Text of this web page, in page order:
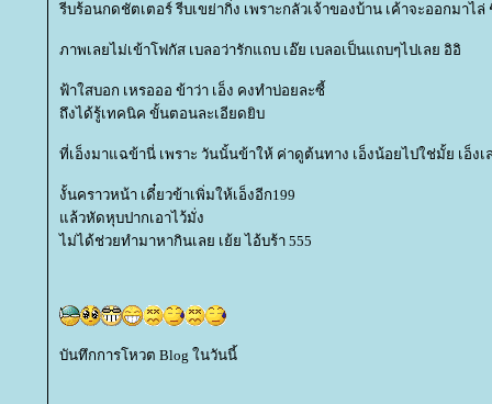
รีบร้อนกดชัตเตอร์ รีบเขย่ากิ่ง เพราะกลัวเจ้าของบ้าน เค้าจะออกมาไล่
ภาพเลยไม่เข้าโฟกัส เบลอว่ารักแถบ เอ๊ย เบลอเป็นแถบๆไปเลย อิอิ
ฟ้าใสบอก เหรอออ ข้าว่า เอ็ง คงทำบ่อยละซี้
ถึงได้รู้เทคนิค ขั้นตอนละเอียดยิบ
ที่เอ็งมาแฉข้านี่ เพราะ วันนั้นข้าให้ ค่าดูต้นทาง เอ็งน้อยไปใช่มั้ย เอ็งเ
งั้นคราวหน้า เดี๋ยวข้าเพิ่มให้เอ็งอีก199
ล้วหัดหุบปากเอาไว้มั่ง
ไม่ได้ช่วยทำมาหากินเลย เย้ย ไอ้บร้า 555
บันทึกการโหวต Blog ในวันนี้